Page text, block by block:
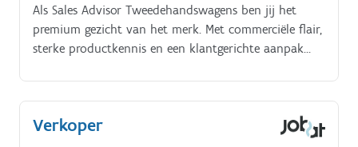
Als Sales Advisor Tweedehandswagens ben jij het
premium gezicht van het merk. Met commerciële flair,
sterke productkennis en een klantgerichte aanpak
Verkoper